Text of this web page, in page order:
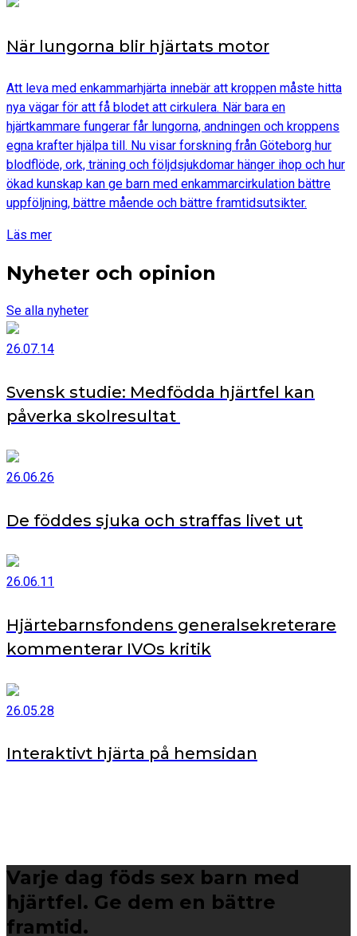
När lungorna blir hjärtats motor
Att leva med enkammarhjärta innebär att kroppen måste hitta
nya vägar för att få blodet att cirkulera. När bara en
hjärtkammare fungerar får lungorna, andningen och kroppens
egna krafter hjälpa till. Nu visar forskning från Göteborg hur
blodflöde, ork, träning och följdsjukdomar hänger ihop och hur
ökad kunskap kan ge barn med enkammarcirkulation bättre
uppföljning, bättre mående och bättre framtidsutsikter.
Läs mer
Nyheter och opinion
Se alla nyheter
26.07.14
Svensk studie: Medfödda hjärtfel kan
påverka skolresultat
26.06.26
De föddes sjuka och straffas livet ut
26.06.11
Hjärtebarnsfondens generalsekreterare
kommenterar IVOs kritik
26.05.28
Interaktivt hjärta på hemsidan
Varje dag föds sex barn med
hjärtfel. Ge dem en bättre
framtid.